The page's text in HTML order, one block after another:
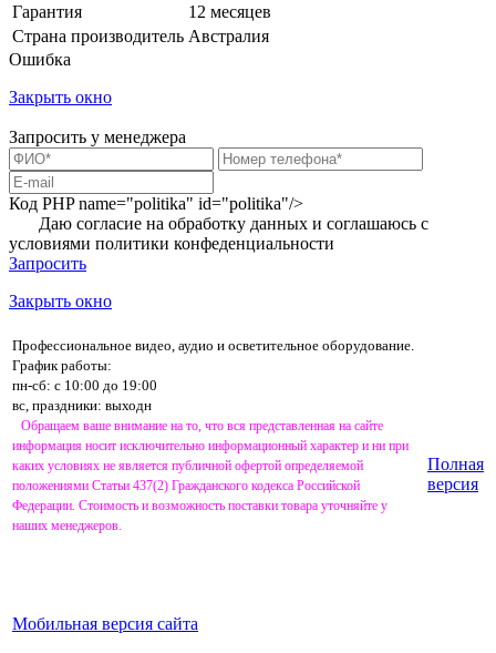
Гарантия
12 месяцев
Страна производитель Австралия
Ошибка
Закрыть окно
Запросить у менеджера
Код PHPname="politika" id="politika"/>
Даю согласие на обработку данных и соглашаюсь с
условиями политики конфеденциальности
Запросить
Закрыть окно
Профессиональное видео, аудио и осветительное оборудование.
График работы:
пн-сб: с 10:00 до 19:00
вс, праздники: выходн
Обращаем ваше внимание на то, что вся представленная на сайте
информация носит исключительно информационный характер и ни при
каких условиях не является публичной офертой определяемой
положениями Статьи 437(2) Гражданского кодекса Российской
Федерации. Стоимость и возможность поставки товара уточняйте у
наших менеджеров.
Мобильная версия сайта
Полная
версия